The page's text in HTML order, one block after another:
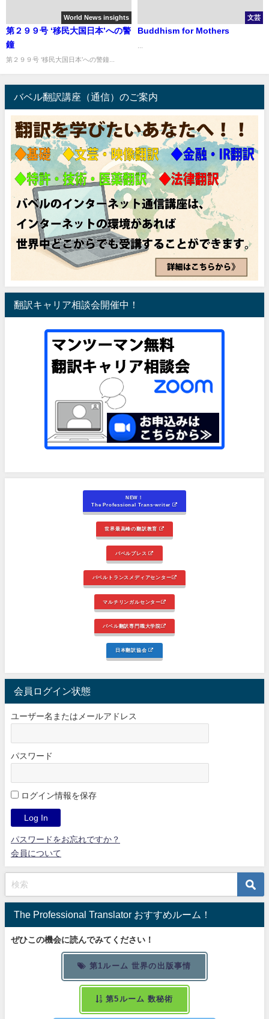
World News insights
第２９９号 ‘移民大国日本’への警
鐘
第２９９号 ‘移民大国日本’への警鐘...
文芸
Buddhism for Mothers
バベル翻訳講座（通信）のご案内
翻訳キャリア相談会開催中！
NEW！
The Professional Trans-writer
世界最高峰の翻訳教育
バベルプレス
バベルトランスメディアセンター
マルチリンガルセンター
バベル翻訳専門職大学院
日本翻訳協会
会員ログイン状態
ユーザー名またはメールアドレス
パスワード
ログイン情報を保存
パスワードをお忘れですか？
会員について
The Professional Translator おすすめルーム！
ぜひこの機会に読んでみてください！
第1ルーム 世界の出版事情
第5ルーム 数秘術